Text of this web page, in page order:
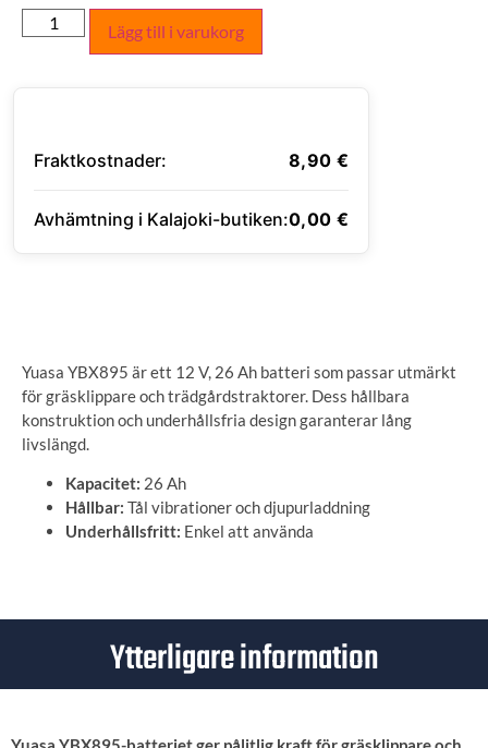
Lägg till i varukorg
Fraktkostnader: 8,90 €
Avhämtning i Kalajoki-butiken:0,00 €
Yuasa YBX895 är ett 12 V, 26 Ah batteri som passar utmärkt
för gräsklippare och trädgårdstraktorer. Dess hållbara
konstruktion och underhållsfria design garanterar lång
livslängd.
Kapacitet: 26 Ah
Hållbar: Tål vibrationer och djupurladdning
Underhållsfritt: Enkel att använda
Ytterligare information